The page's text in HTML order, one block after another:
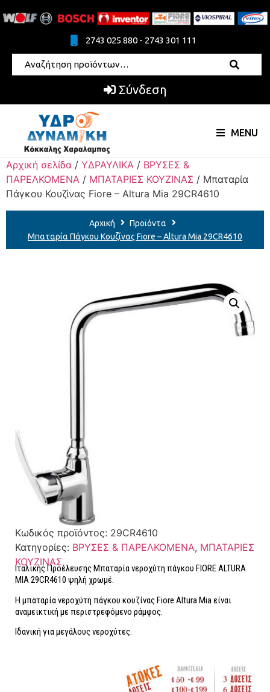
2743 025 880 - 2743 301 111
Σύνδεση
MENU
Αρχική σελίδα / ΥΔΡΑΥΛΙΚΑ / ΒΡΥΣΕΣ &
ΠΑΡΕΛΚΟΜΕΝΑ / ΜΠΑΤΑΡΙΕΣ ΚΟΥΖΙΝΑΣ / Μπαταρία
Πάγκου Κουζίνας Fiore – Altura Mia 29CR4610
Αρχική
Προϊόντα
Μπαταρία Πάγκου Κουζίνας Fiore – Altura Mia 29CR4610
Κωδικός προϊόντος: 29CR4610
Κατηγορίες: ΒΡΥΣΕΣ & ΠΑΡΕΛΚΟΜΕΝΑ, ΜΠΑΤΑΡΙΕΣ
ΚΟΥΖΙΝΑΣ
Ιταλικής Προέλευσης Μπαταρία νεροχύτη πάγκου FIORE ALTURA
MIA 29CR4610 ψηλή χρωμέ.
Η μπαταρία νεροχύτη πάγκου κουζίνας Fiore Altura Mia είναι
αναμεικτική με περιστρεφόμενο ράμφος.
Ιδανική για μεγάλους νεροχύτες.